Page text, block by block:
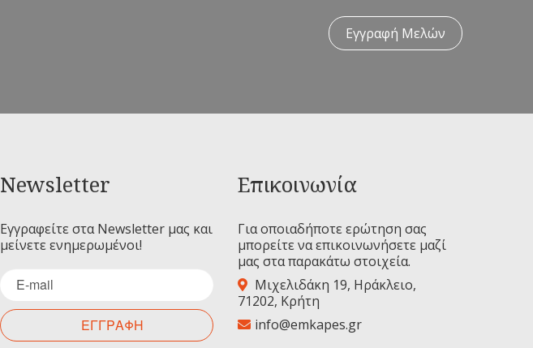
Εγγραφή Μελών
Newsletter
Εγγραφείτε στα Newsletter μας και
μείνετε ενημερωμένοι!
ΕΓΓΡΑΦΗ
Επικοινωνία
Για οποιαδήποτε ερώτηση σας
μπορείτε να επικοινωνήσετε μαζί
μας στα παρακάτω στοιχεία.
Μιχελιδάκη 19, Ηράκλειο,
71202, Κρήτη
info@emkapes.gr